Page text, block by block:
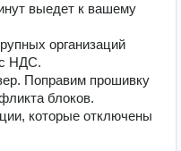
выедет к вашему
организаций
с НДС.
Поправим прошивку
блоков.
которые отключены